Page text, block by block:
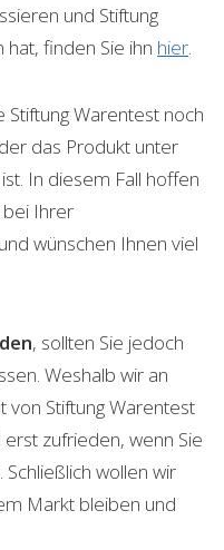
und Stiftung
finden Sie ihn hier.
Stiftung Warentest noch
das Produkt unter
In diesem Fall hoffen
Ihrer
wünschen Ihnen viel
, sollten Sie jedoch
Weshalb wir an
von Stiftung Warentest
zufrieden, wenn Sie
wollen wir
Markt bleiben und